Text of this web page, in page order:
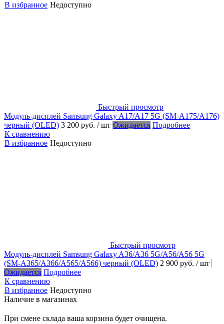
В избранное Недоступно
Быстрый просмотр
Модуль-дисплей Samsung Galaxy A17/A17 5G (SM-A175/A176)
черный (OLED) 3 200 руб. / шт Ожидается Подробнее
К сравнению
В избранное Недоступно
Быстрый просмотр
Модуль-дисплей Samsung Galaxy A36/A36 5G/A56/A56 5G
(SM-A365/A366/A565/A566) черный (OLED) 2 900 руб. / шт
Ожидается Подробнее
К сравнению
В избранное Недоступно
Наличие в магазинах
При смене склада ваша корзина будет очищена.